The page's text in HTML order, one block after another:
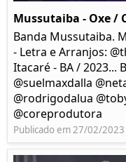
Mussutaiba - Oxe /
Banda Mussutaiba.
- Letra e Arranjos:
Itacaré - BA / 2023...
@suelmaxdalla
@rodrigodalua
@coreprodutora
Publicado em 27/02/2023